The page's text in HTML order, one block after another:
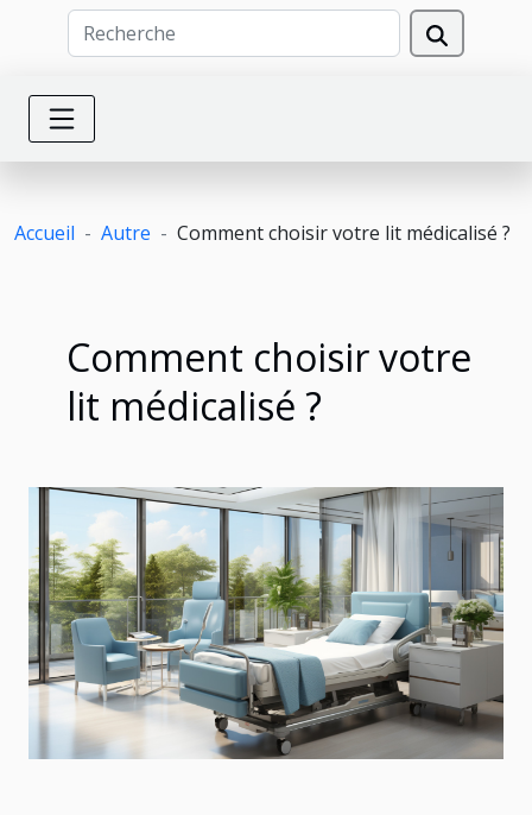
Accueil Autre Comment choisir votre lit médicalisé ?
Comment choisir votre
lit médicalisé ?